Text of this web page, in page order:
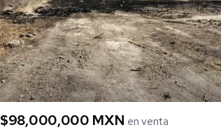
$98,000,000 MXN en venta